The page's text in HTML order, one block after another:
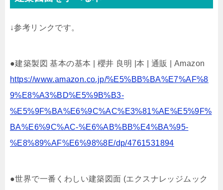
↓参考リンクです。
●建築製図 基本の基本 | 櫻井 良明 |本 | 通販 | Amazon
https://www.amazon.co.jp/%E5%BB%BA%E7%AF%8
9%E8%A3%BD%E5%9B%B3-
%E5%9F%BA%E6%9C%AC%E3%81%AE%E5%9F%
BA%E6%9C%AC-%E6%AB%BB%E4%BA%95-
%E8%89%AF%E6%98%8E/dp/4761531894
●世界で一番くわしい建築図面 (エクスナレッジムック